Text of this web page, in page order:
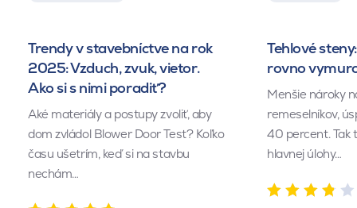
Trendy v stavebníctve na rok
2025: Vzduch, zvuk, vietor.
Ako si s nimi poradiť?
Aké materiály a postupy zvoliť, aby
dom zvládol Blower Door Test? Koľko
času ušetrím, keď si na stavbu
nechám…
Tehlové
rovno
Menšie nároky
remeselníkov,
40 percent. Tak
hlavnej úlohy…